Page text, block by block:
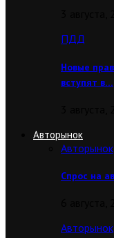
ПДД
Новые
вступят в…
Авторынок
Авторынок
Спрос на
Авторынок